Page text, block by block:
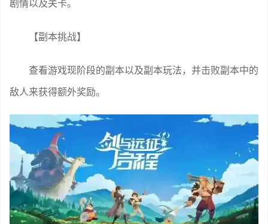
【副本挑战】
查看游戏现阶段的副本以及副本玩法，并击败副本中的
敌人来获得额外奖励。